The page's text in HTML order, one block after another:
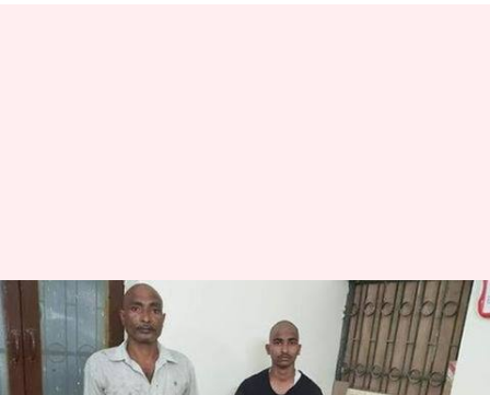
लखनऊ: पिता-पुत्र ने की अपने ही
परिवार के छह लोगों की हत्या, थाने
पहुंचकर किया समर्पण